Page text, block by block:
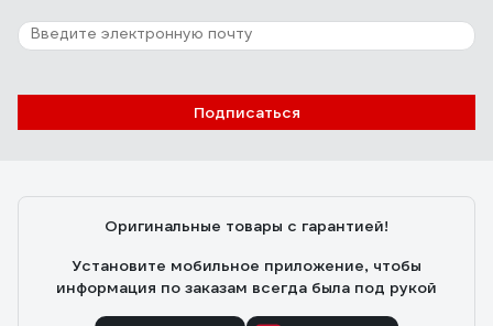
метров. Легко раскладывается, не хрупкий.
32 отзыва
Подписаться
Оригинальные товары с гарантией!
Установите мобильное приложение, чтобы
информация по заказам всегда была под рукой